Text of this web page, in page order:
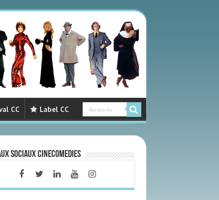
CC Label CC
sociaux CineComedies